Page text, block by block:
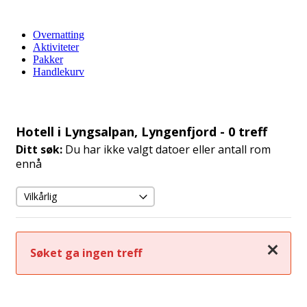
Overnatting
Aktiviteter
Pakker
Handlekurv
Hotell i Lyngsalpan, Lyngenfjord - 0 treff
Ditt søk: Du har ikke valgt datoer eller antall rom
ennå
Lukk
Søket ga ingen treff